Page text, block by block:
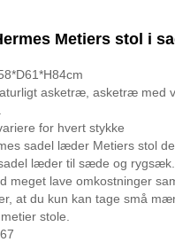
Metiers stol i
asketræ, asketræ med
for hvert stykke
sadel læder Metiers stol
læder til sæde og rygsæk.
meget lave omkostninger
at du kun kan tage små
stole.